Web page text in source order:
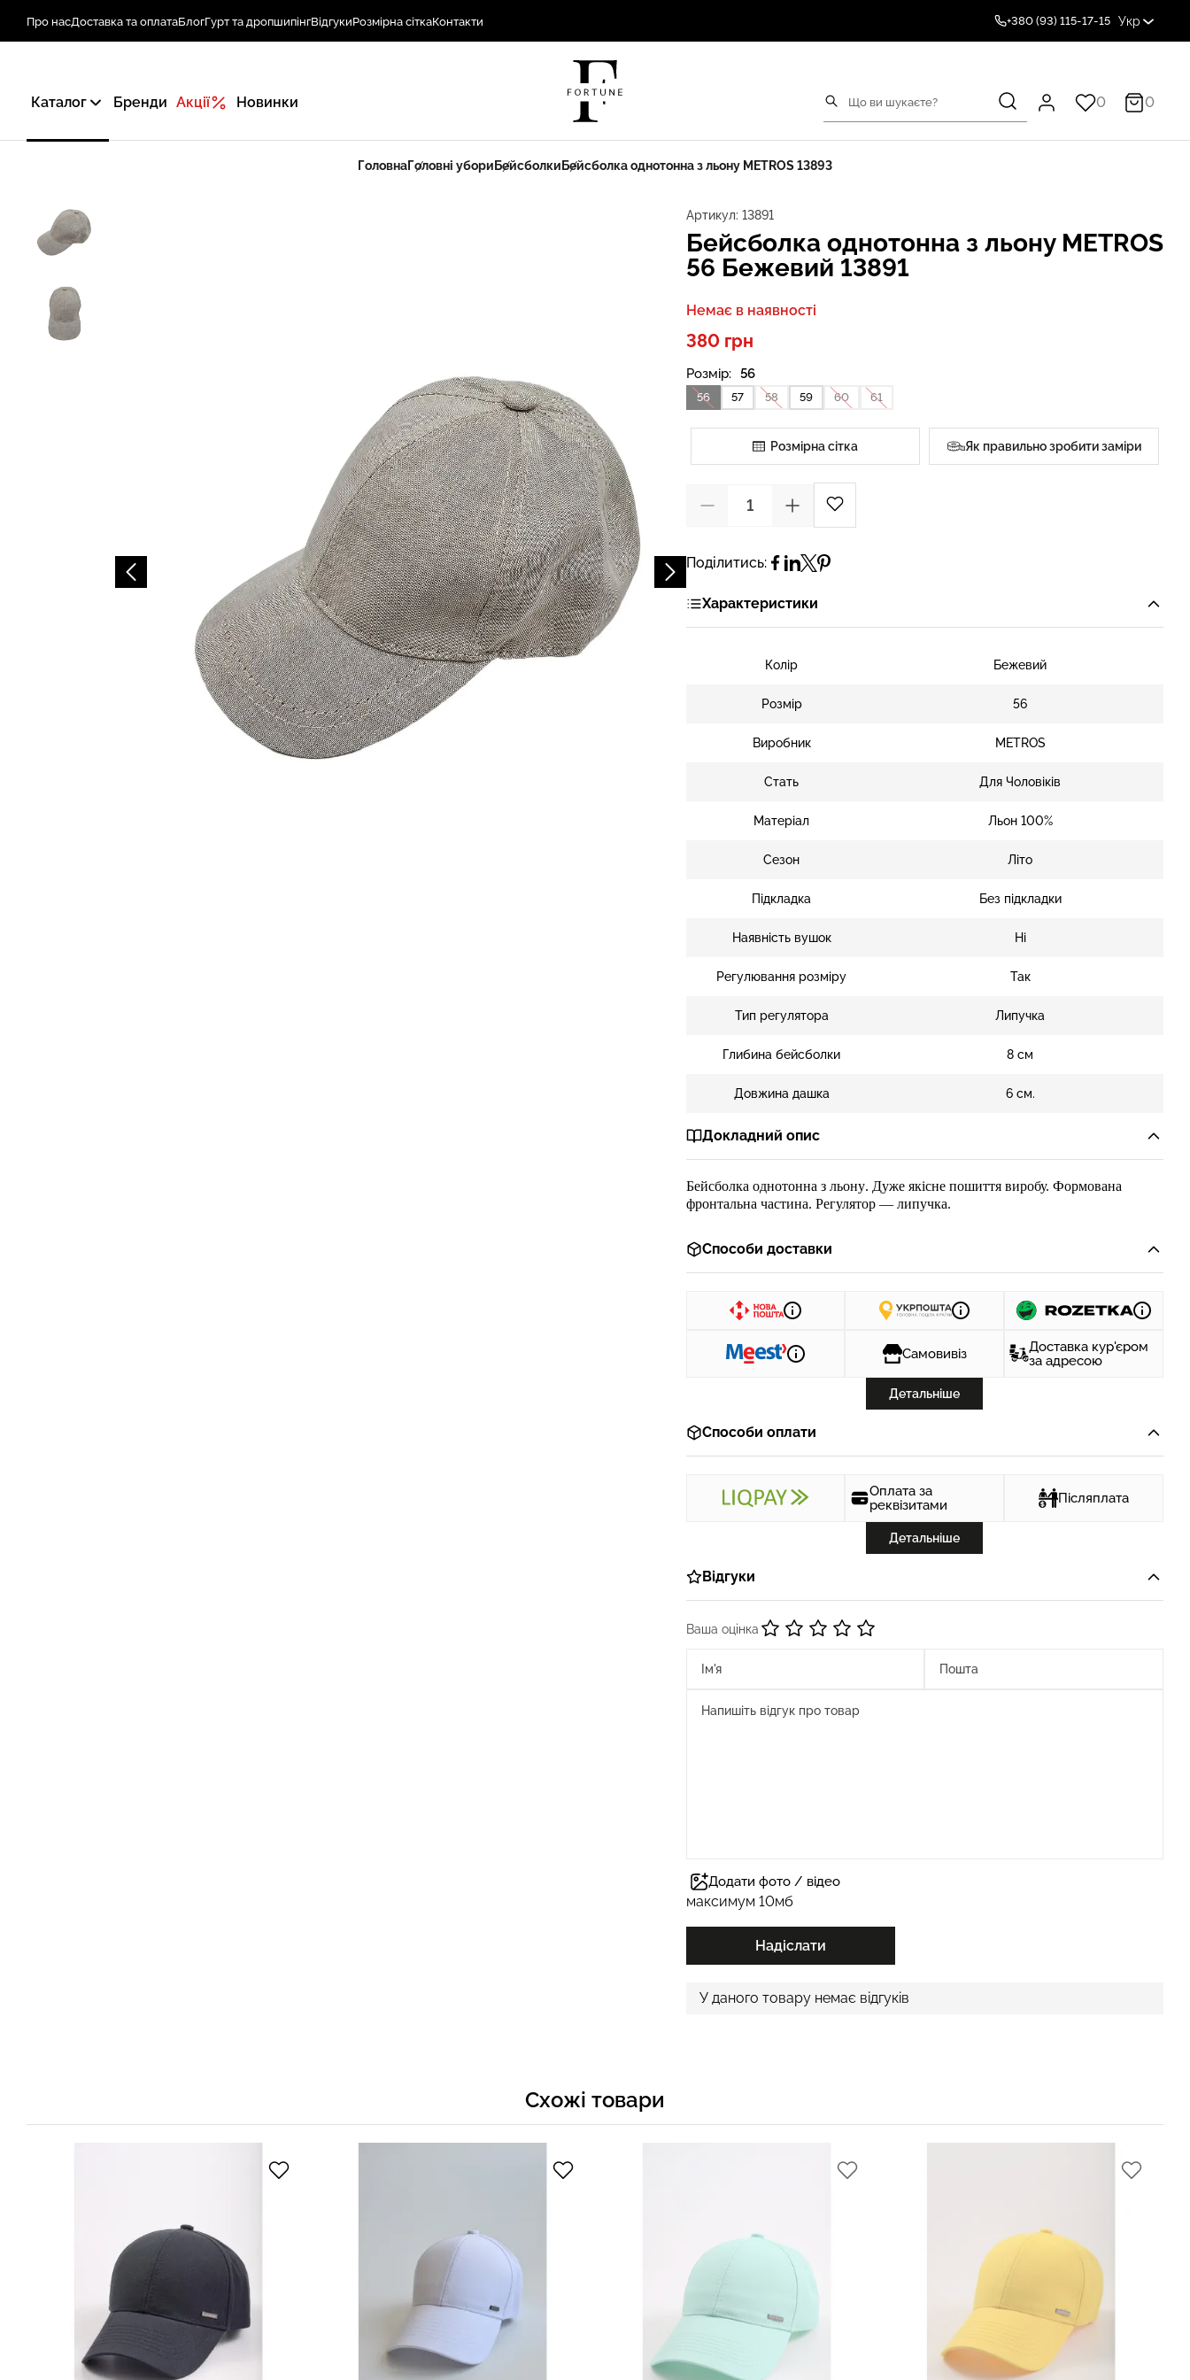
Про насДоставка та оплатаБлогГурт та дропшипінгВідгукиРозмірна сіткаКонтакти +380 (93) 115-17-15 Укр
Каталог Бренди Акції Новинки 0 0
ГоловнаГоловні убори Бейсболки Бейсболка однотонна з льону METROS 13893
Артикул: 13891
Бейсболка однотонна з льону METROS
56 Бежевий 13891
Немає в наявності
380 грн
Розмір: 56
56 57 58 59 60 61
Розмірна сітка Як правильно зробити заміри
Поділитись:
Характеристики
Колір Бежевий
Розмір 56
Виробник METROS
Стать Для Чоловіків
Матеріал Льон 100%
Сезон Літо
Підкладка Без підкладки
Наявність вушок Ні
Регулювання розміру Так
Тип регулятора Липучка
Глибина бейсболки 8 см
Довжина дашка 6 см.
Докладний опис
Бейсболка однотонна зльону. Дуже якісне пошиття виробу. Формована
фронтальна частина. Регулятор— липучка.
Способи доставки
Самовивіз
Доставка кур'єром
за адресою
Детальніше
Способи оплати
Оплата за
реквізитами
Післяплата
Детальніше
Відгуки
Ваша оцінка
Додати фото / відео
максимум 10мб
Надіслати
У даного товару немає відгуків
Схожі товари